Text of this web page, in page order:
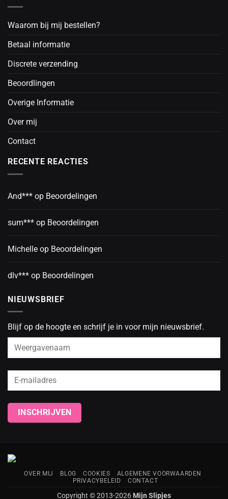
Waarom bij mij bestellen?
Betaal informatie
Discrete verzending
Beoordlingen
Overige Informatie
Over mij
Contact
RECENTE REACTIES
And*** op Beoordelingen
sum*** op Beoordelingen
Michelle op Beoordelingen
dlv*** op Beoordelingen
NIEUWSBRIEF
Blijf op de hoogte en schrijf je in voor mijn nieuwsbrief.
OVER MIJ BLOG COOKIES
ALGEMENE VOORWAARDEN
PRIVACYBELEID
CONTACT
Copyright © 2013-2026 Mijn Slipjes